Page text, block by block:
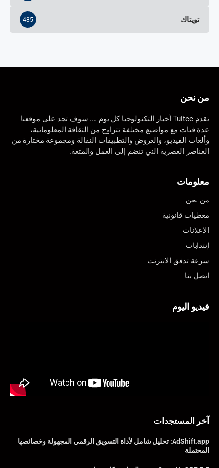
تويتاك 485
من نحن
تقدم Tuitec أخبار التكنولوجيا كل يوم …. سوف تجد على موقعنا
عدة فئات مع مواضيع مختلفة تتراوح من الثقافة المعلوماتية،
وألعاب الفيديو، والعروض والتطبيقات النقالة ومجموعة مختارة من
العناصر العصرية التي تنضم إلى العمل والمتعة.
معلومات
من نحن
معطيات قانونية
الإعلانات
إنتدابات
سرعة تدفق الانترنت
اتصل بنا
فيديو اليوم
آخر المستجدات
AdShift.app: تحليل شامل لأداة التسويق الرقمي المجهولة وخصائصها
المحتملة